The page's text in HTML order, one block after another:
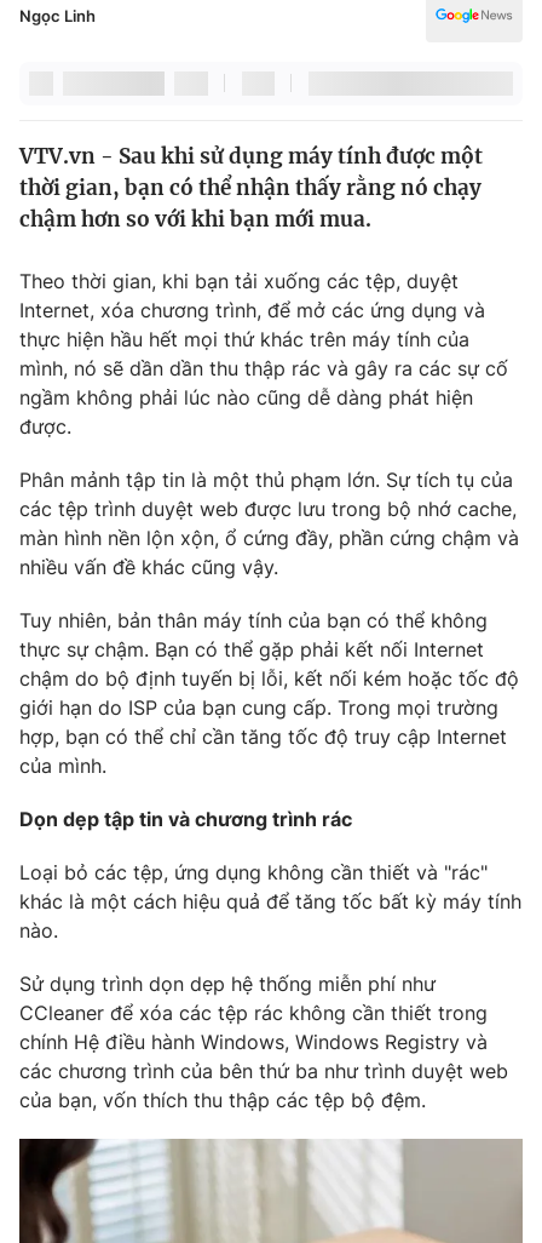
Thế giới
Thế giới đó đây
Câu chuyện quốc tế
Tài chính
Thị trường
Góc doanh nghiệp
Dữ liệu và đời sống
Truyền hình
Hậu trường
Nhân vật
Giải sao mai
Giải trí
Điện ảnh
Âm nhạc
Sao
Đời sống
Làm đẹp
Chất lượng cuộc sống
Giáo dục
Tuyển sinh
Học trực tuyến
Công nghệ
Hitech Công nghệ tương lai
Thị trường
Tư vấn
Giao lưu trực tuyến
Lịch phát sóng
Chuyên mục khác
Photo Infographic
Video Shorts video
VTV Money
Đời sống
Giáo dục
Ngọc Linh
VTV.vn - Sau khi sử dụng máy tính được một
thời gian, bạn có thể nhận thấy rằng nó chạy
chậm hơn so với khi bạn mới mua.
Theo thời gian, khi bạn tải xuống các tệp, duyệt
Internet, xóa chương trình, để mở các ứng dụng và
thực hiện hầu hết mọi thứ khác trên máy tính của
mình, nó sẽ dần dần thu thập rác và gây ra các sự cố
ngầm không phải lúc nào cũng dễ dàng phát hiện
được.
Phân mảnh tập tin là một thủ phạm lớn. Sự tích tụ của
các tệp trình duyệt web được lưu trong bộ nhớ cache,
màn hình nền lộn xộn, ổ cứng đầy, phần cứng chậm và
nhiều vấn đề khác cũng vậy.
Tuy nhiên, bản thân máy tính của bạn có thể không
thực sự chậm. Bạn có thể gặp phải kết nối Internet
chậm do bộ định tuyến bị lỗi, kết nối kém hoặc tốc độ
giới hạn do ISP của bạn cung cấp. Trong mọi trường
hợp, bạn có thể chỉ cần tăng tốc độ truy cập Internet
của mình.
Dọn dẹp tập tin và chương trình rác
Loại bỏ các tệp, ứng dụng không cần thiết và "rác"
khác là một cách hiệu quả để tăng tốc bất kỳ máy tính
nào.
Sử dụng trình dọn dẹp hệ thống miễn phí như
CCleaner để xóa các tệp rác không cần thiết trong
chính Hệ điều hành Windows, Windows Registry và
các chương trình của bên thứ ba như trình duyệt web
của bạn, vốn thích thu thập các tệp bộ đệm.